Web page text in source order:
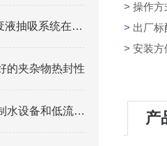
德国WIGGENS废液抽吸系统在实验室中的使用优势与意义
的夹杂物热封性
用于实验室级别制水设备和低流量用水模块CEDI
> 操作方
> 出厂
> 安装方
产